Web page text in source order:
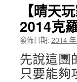
【晴天
2014克
發佈日期: 2014
先說這團
只要能